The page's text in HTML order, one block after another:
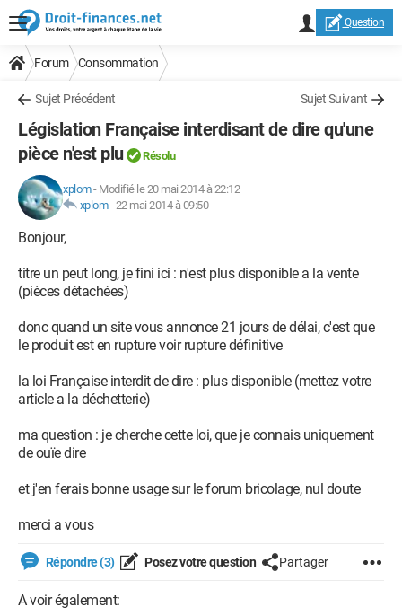
Question
Forum Consommation
Sujet Précédent Sujet Suivant
Législation Française interdisant de dire qu'une
pièce n'est plu
Résolu
xplom- Modifié le 20 mai 2014 à 22:12
xplom-22 mai 2014 à 09:50
Bonjour,
titre un peut long, je fini ici : n'est plus disponible a la vente
(pièces détachées)
donc quand un site vous annonce 21 jours de délai, c'est que
le produit est en rupture voir rupture définitive
la loi Française interdit de dire : plus disponible (mettez votre
article a la déchetterie)
ma question : je cherche cette loi, que je connais uniquement
de ouïe dire
et j'en ferais bonne usage sur le forum bricolage, nul doute
merci a vous
Répondre (3) Posez votre question Partager
A voir également: